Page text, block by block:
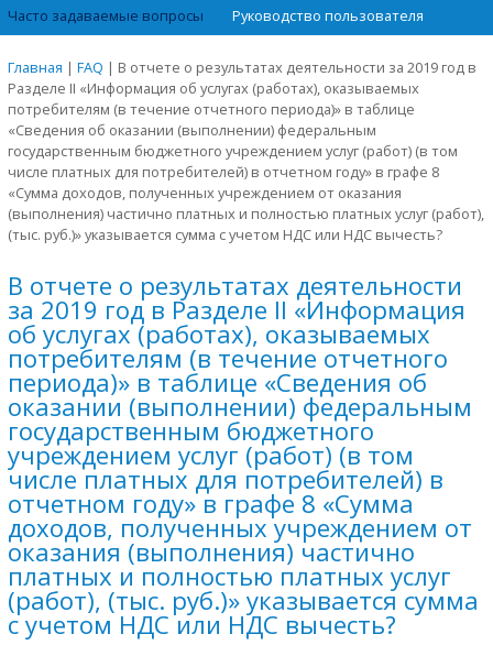
Часто задаваемые вопросы
Руководство пользователя
Главная | FAQ | В отчете о результатах деятельности за 2019 год в
Разделе II «Информация об услугах (работах), оказываемых
потребителям (в течение отчетного периода)» в таблице
«Сведения об оказании (выполнении) федеральным
государственным бюджетного учреждением услуг (работ) (в том
числе платных для потребителей) в отчетном году» в графе 8
«Сумма доходов, полученных учреждением от оказания
(выполнения) частично платных и полностью платных услуг (работ),
(тыс. руб.)» указывается сумма с учетом НДС или НДС вычесть?
В отчете о результатах деятельности
за 2019 год в Разделе II «Информация
об услугах (работах), оказываемых
потребителям (в течение отчетного
периода)» в таблице «Сведения об
оказании (выполнении) федеральным
государственным бюджетного
учреждением услуг (работ) (в том
числе платных для потребителей) в
отчетном году» в графе 8 «Сумма
доходов, полученных учреждением от
оказания (выполнения) частично
платных и полностью платных услуг
(работ), (тыс. руб.)» указывается сумма
с учетом НДС или НДС вычесть?